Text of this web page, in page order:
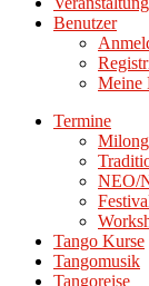
Benutzer
Meine
Termine
NEO/
Tango Kurse
Tangomusik
Tangoreise